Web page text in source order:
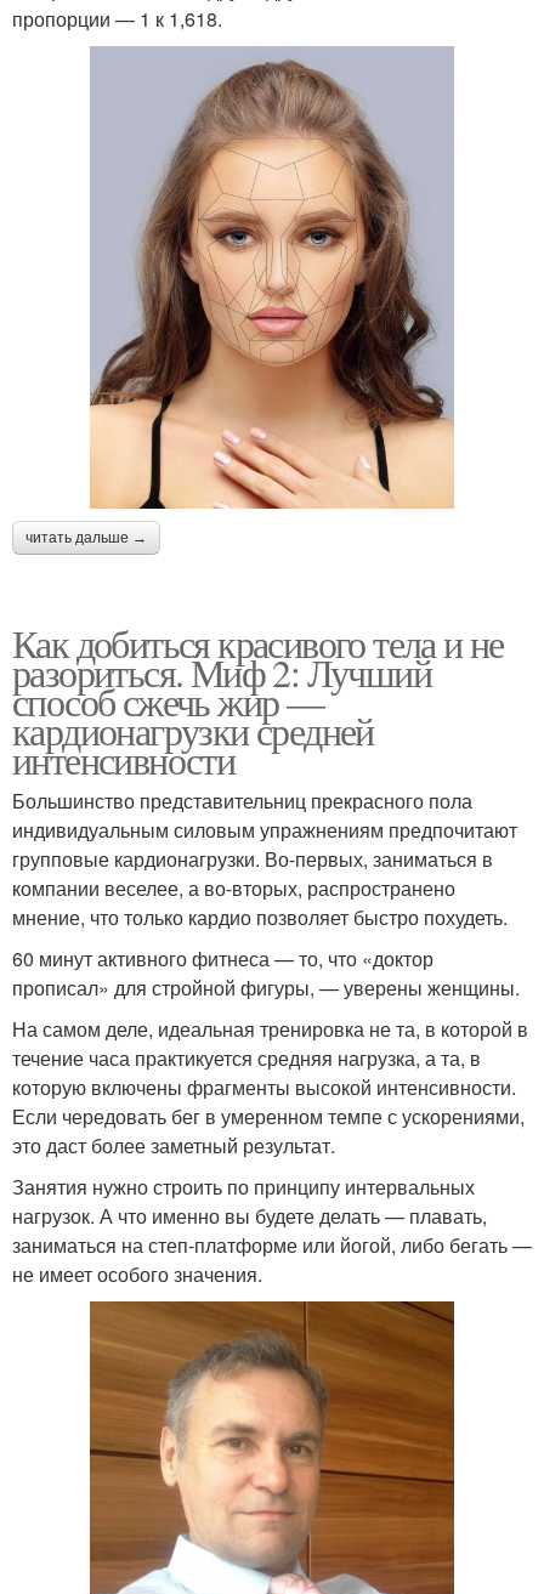
пропорции — 1 к 1,618.
читать дальше →
Как добиться красивого тела и не
разориться. Миф 2: Лучший
способ сжечь жир —
кардионагрузки средней
интенсивности
Большинство представительниц прекрасного пола
индивидуальным силовым упражнениям предпочитают
групповые кардионагрузки. Во-первых, заниматься в
компании веселее, а во-вторых, распространено
мнение, что только кардио позволяет быстро похудеть.
60 минут активного фитнеса — то, что «доктор
прописал» для стройной фигуры, — уверены женщины.
На самом деле, идеальная тренировка не та, в которой в
течение часа практикуется средняя нагрузка, а та, в
которую включены фрагменты высокой интенсивности.
Если чередовать бег в умеренном темпе с ускорениями,
это даст более заметный результат.
Занятия нужно строить по принципу интервальных
нагрузок. А что именно вы будете делать — плавать,
заниматься на степ-платформе или йогой, либо бегать —
не имеет особого значения.